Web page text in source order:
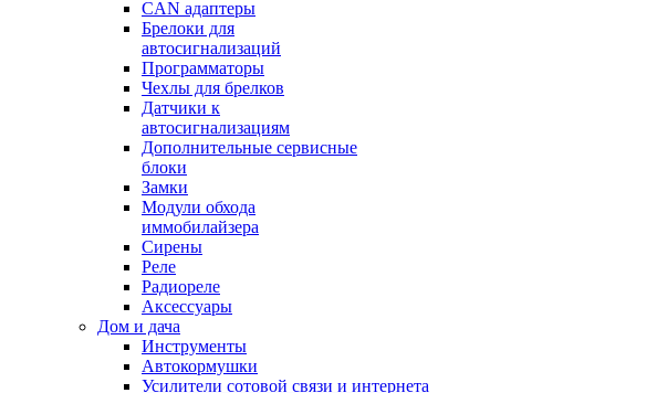
CAN адаптеры
Брелоки для
автосигнализаций
Программаторы
Чехлы для брелков
Датчики к
автосигнализациям
Дополнительные сервисные
блоки
Замки
Модули обхода
иммобилайзера
Сирены
Реле
Радиореле
Аксессуары
Дом и дача
Инструменты
Автокормушки
Усилители сотовой связи и интернета